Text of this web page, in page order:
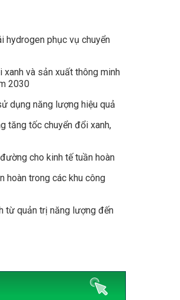
hydrogen phục vụ chuyển
xanh và sản xuất thông minh
2030
dụng năng lượng hiệu quả
tăng tốc chuyển đổi xanh,
cho kinh tế tuần hoàn
hoàn trong các khu công
từ quản trị năng lượng đến